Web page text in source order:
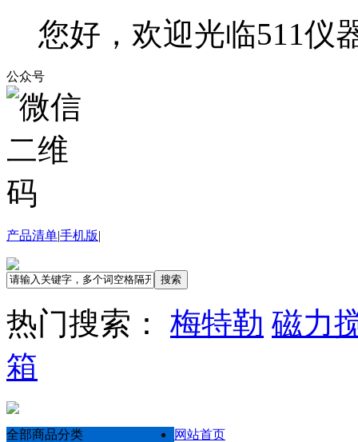
您好，欢迎光临511仪
公众号
产品清单|手机版|
搜索
热门搜索： 梅特勒 磁力
箱
全部商品分类
网站首页